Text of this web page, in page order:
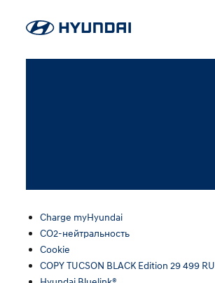
Charge myHyundai
CO2-нейтральность
Cookie
COPY TUCSON BLACK Edition 29 499 RU